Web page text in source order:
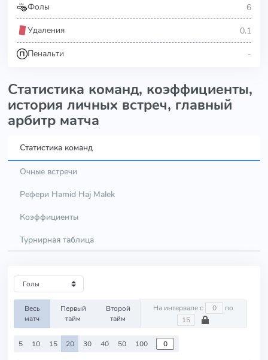
Фолы 6
Удаления 0.1
Пенальти -
Статистика команд, коэффициенты,
история личных встреч, главный
арбитр матча
Статистика команд
Очные встречи
Рефери Hamid Haj Malek
Коэффициенты
Турнирная таблица
Весь
матч
Первый
тайм
Второй
тайм
На интервале с по
5 10 15 20 30 40 50 100